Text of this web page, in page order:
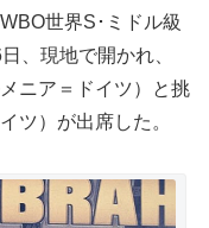
世界S･ミドル級
、現地で開かれ、
ニア＝ドイツ）と挑
ツ）が出席した。